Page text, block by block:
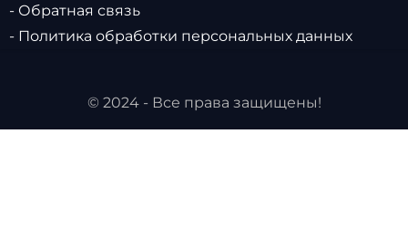
- Обратная связь
- Политика обработки персональных данных
© 2024 - Все права защищены!